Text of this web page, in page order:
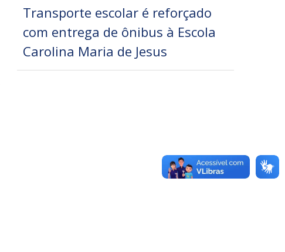
Transporte escolar é reforçado
com entrega de ônibus à Escola
Carolina Maria de Jesus